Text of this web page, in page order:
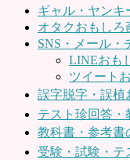
ギャル・ヤンキ
オタクおもしろ
SNS・メール・
LINEおも
ツイート
誤字脱字・誤植
テスト珍回答・
教科書・参考
受験・試験・テ